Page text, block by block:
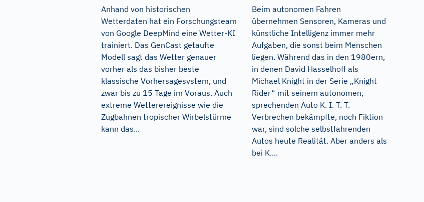
Anhand von historischen
Wetterdaten hat ein Forschungsteam
von Google DeepMind eine Wetter-KI
trainiert. Das GenCast getaufte
Modell sagt das Wetter genauer
vorher als das bisher beste
klassische Vorhersagesystem, und
zwar bis zu 15 Tage im Voraus. Auch
extreme Wetterereignisse wie die
Zugbahnen tropischer Wirbelstürme
kann das...
Beim autonomen Fahren
übernehmen Sensoren, Kameras und
künstliche Intelligenz immer mehr
Aufgaben, die sonst beim Menschen
liegen. Während das in den 1980ern,
in denen David Hasselhoff als
Michael Knight in der Serie „Knight
Rider“ mit seinem autonomen,
sprechenden Auto K. I. T. T.
Verbrechen bekämpfte, noch Fiktion
war, sind solche selbstfahrenden
Autos heute Realität. Aber anders als
bei K....